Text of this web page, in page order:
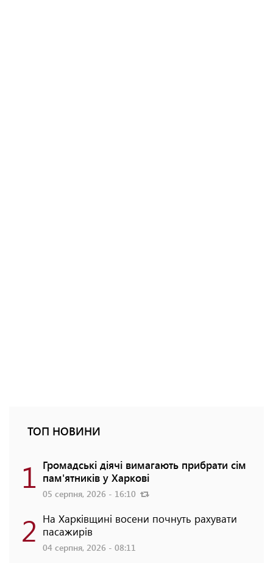
ТОП НОВИНИ
1 Громадські діячі вимагають прибрати сім
пам'ятників у Харкові
05 серпня, 2026 - 16:10
2 На Харківщині восени почнуть рахувати
пасажирів
04 серпня, 2026 - 08:11